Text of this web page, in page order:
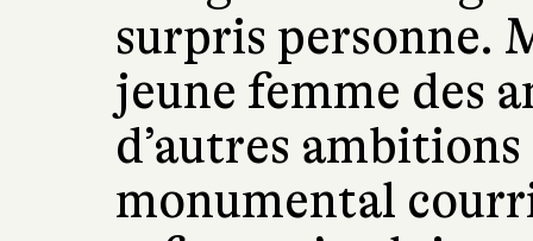
surpris personne.
jeune femme des
d’autres
monumental